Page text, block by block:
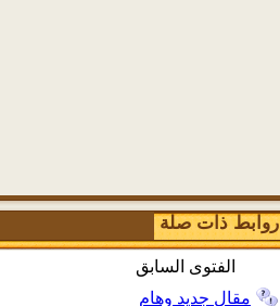
روابط ذات صلة
الفتوى السابق
مقال جديد وهام